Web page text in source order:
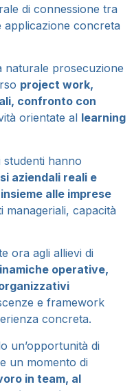
di connessione tra
applicazione concreta
naturale prosecuzione
project work,
confronto con
orientate al learning
studenti hanno
aziendali reali e
alle imprese
manageriali, capacità
ora agli allievi di
operative,
e framework
concreta.
un’opportunità di
un momento di
in team, al